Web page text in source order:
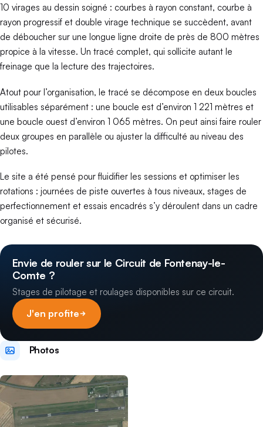
10 virages au dessin soigné : courbes à rayon constant, courbe à
rayon progressif et double virage technique se succèdent, avant
de déboucher sur une longue ligne droite de près de 800 mètres
propice à la vitesse. Un tracé complet, qui sollicite autant le
freinage que la lecture des trajectoires.
Atout pour l’organisation, le tracé se décompose en deux boucles
utilisables séparément : une boucle est d’environ 1 221 mètres et
une boucle ouest d’environ 1 065 mètres. On peut ainsi faire rouler
deux groupes en parallèle ou ajuster la difficulté au niveau des
pilotes.
Le site a été pensé pour fluidifier les sessions et optimiser les
rotations : journées de piste ouvertes à tous niveaux, stages de
perfectionnement et essais encadrés s’y déroulent dans un cadre
organisé et sécurisé.
Envie de rouler sur le Circuit de Fontenay-le-
Comte ?
Stages de pilotage et roulages disponibles sur ce circuit.
J'en profite
Photos